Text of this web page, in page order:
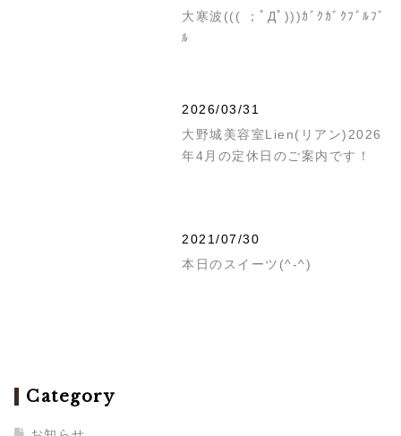
大寒波((( ；ﾟДﾟ)))ｶﾞｸｶﾞｸﾌﾞﾙﾌﾞ
ﾙ
2026/03/31
大野城美容室Lien(リアン)2026
年4月の定休日のご案内です！
2021/07/30
本日のスイーツ(^-^)
Category